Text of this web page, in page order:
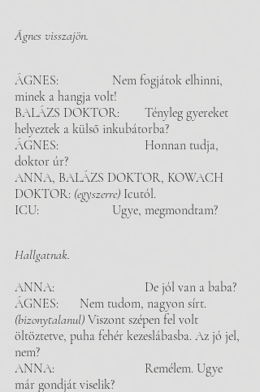
Ágnes visszajön.
ÁGNES: 		Nem fogjátok elhinni,
minek a hangja volt!
BALÁZS DOKTOR: 	Tényleg gyereket
helyeztek a külső inkubátorba?
ÁGNES:		 	Honnan tudja,
doktor úr?
ANNA, BALÁZS DOKTOR, KOWACH
DOKTOR: (egyszerre) Icutól.
ICU: 			Ugye, megmondtam?
Hallgatnak.
ANNA: 			De jól van a baba?
ÁGNES: 	Nem tudom, nagyon sírt.
(bizonytalanul) Viszont szépen fel volt
öltöztetve, puha fehér kezeslábasba. Az jó jel,
nem?
ANNA: 			Remélem. Ugye
már gondját viselik?